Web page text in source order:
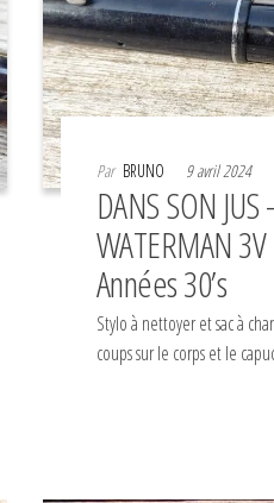
Par BRUNO 9 avril 2024
DANS SON
WATERMAN
Années 30’s
Stylo à nettoyer et sac à
coups sur le corps et le